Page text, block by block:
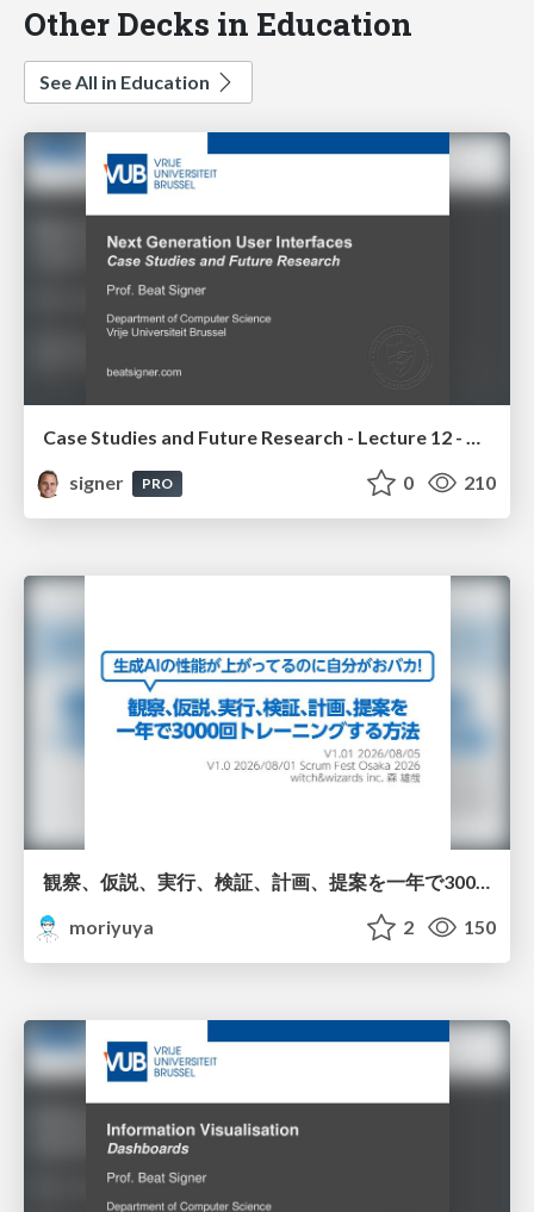
Other Decks in Education
See All in Education
Case Studies and Future Research - Lecture 12 - Next Generation User Interfaces (4018166FNR)
signer
PRO 0 210
moriyuya
2 150